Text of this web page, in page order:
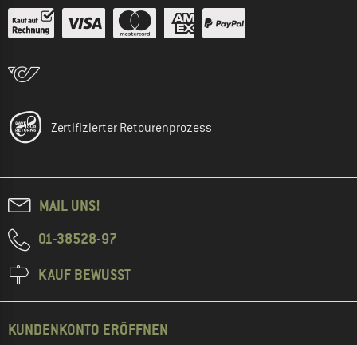
Zertifizierter Retourenprozess
MAIL UNS!
01-38528-97
KAUF BEWUSST
KUNDENKONTO ERÖFFNEN